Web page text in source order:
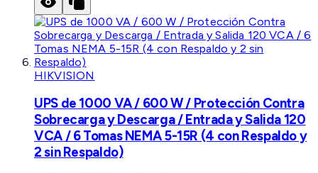
HIKVISION
UPS de 1000 VA / 600 W / Protección Contra
Sobrecarga y Descarga / Entrada y Salida 120
VCA / 6 Tomas NEMA 5-15R (4 con Respaldo y
2 sin Respaldo)